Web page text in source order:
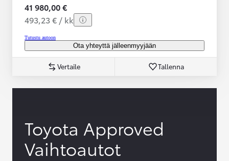
41 980,00 €
493,23 € / kk
Tutustu autoon
Ota yhteyttä jälleenmyyjään
Vertaile Tallenna
Toyota Approved
Vaihtoautot